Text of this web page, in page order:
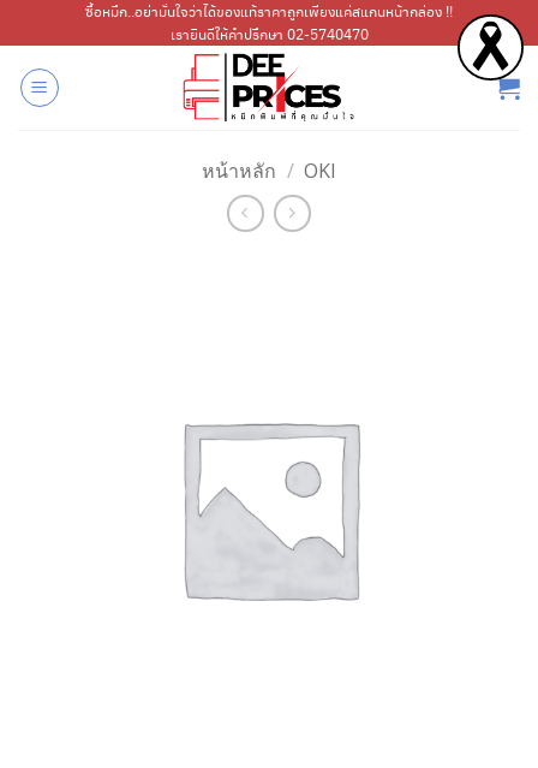
ไป
เนื้อหา
ซื้อหมึก..อย่ามั่นใจว่าได้ของแท้ราคาถูกเพียงแค่สแกนหน้ากล่อง !!
เรายินดีให้คำปรึกษา 02-5740470
หน้าหลัก / OKI